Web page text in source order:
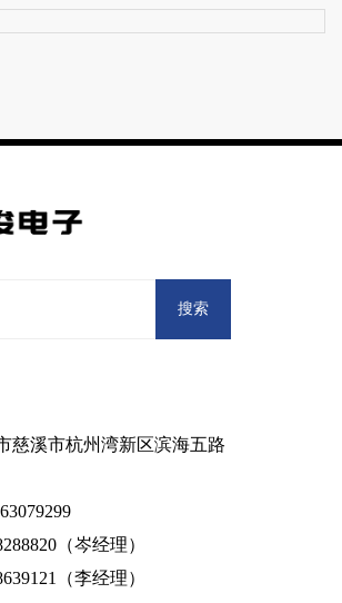
搜索
慈溪市杭州湾新区滨海五路
（岑经理）
（李经理）